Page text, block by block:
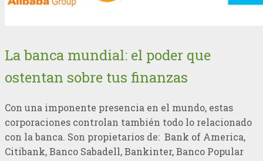
La banca mundial: el poder que
ostentan sobre tus finanzas
Con una imponente presencia en el mundo, estas
corporaciones controlan también todo lo relacionado
con la banca. Son propietarios de: Bank of America,
Citibank, Banco Sabadell, Bankinter, Banco Popular